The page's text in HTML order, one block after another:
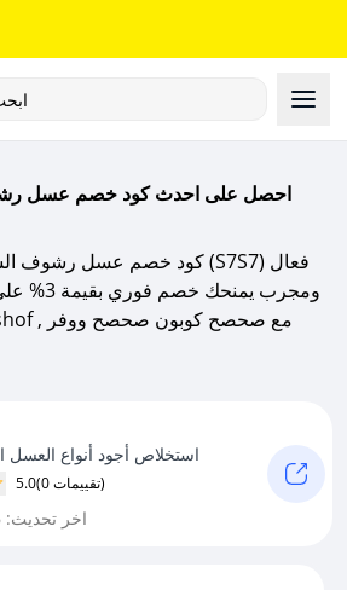
ومجرب
استخلاص أجود أنواع العسل
5.0 (0 تقييمات)
اخر تحديث: 07/08/2026